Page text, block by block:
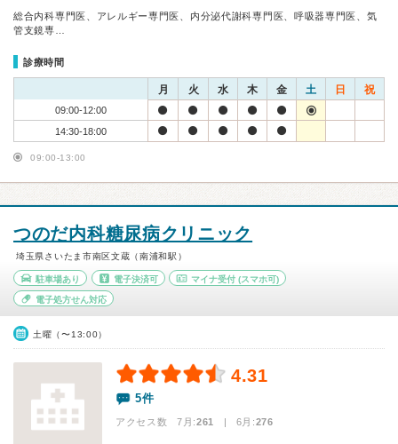
総合内科専門医、アレルギー専門医、内分泌代謝科専門医、呼吸器専門医、気
管支鏡専…
診療時間
月 火 水 木 金 土 日 祝
09:00-12:00
14:30-18:00
09:00-13:00
つのだ内科糖尿病クリニック
埼玉県さいたま市南区文蔵（南浦和駅）
駐車場あり 電子決済可 マイナ受付 (スマホ可)
電子処方せん対応
土曜（〜13:00）
4.31
5件
アクセス数 7月:261 | 6月:276